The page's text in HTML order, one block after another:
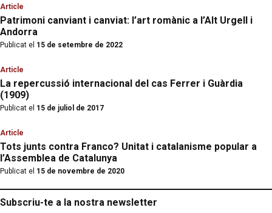
Article
Patrimoni canviant i canviat: l’art romànic a l’Alt Urgell i
Andorra
Publicat el 15 de setembre de 2022
Article
La repercussió internacional del cas Ferrer i Guàrdia
(1909)
Publicat el 15 de juliol de 2017
Article
Tots junts contra Franco? Unitat i catalanisme popular a
l’Assemblea de Catalunya
Publicat el 15 de novembre de 2020
Subscriu-te a la nostra newsletter